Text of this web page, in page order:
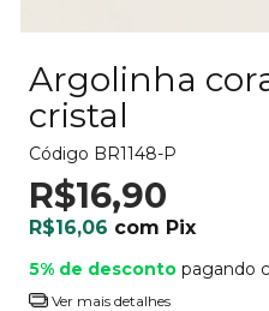
Argolinha
cristal
Código BR1148-P
R$16,90
R$16,06 com Pix
5% de desconto pagando
Ver mais detalhes